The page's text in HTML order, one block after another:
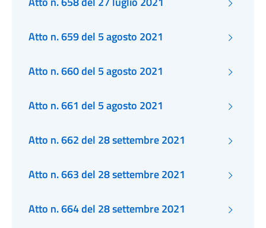
Atto n. 659 del 5 agosto 2021
Atto n. 660 del 5 agosto 2021
Atto n. 661 del 5 agosto 2021
Atto n. 662 del 28 settembre 2021
Atto n. 663 del 28 settembre 2021
Atto n. 664 del 28 settembre 2021